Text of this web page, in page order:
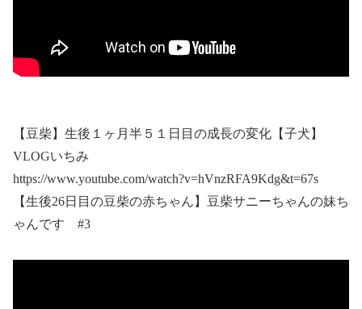
【豆柴】生後１ヶ月半５１日目の成長の変化【子犬】
VLOGいちみ
https://www.youtube.com/watch?v=hVnzRFA9Kdg&t=67s
【生後26日目の豆柴の赤ちゃん】豆柴サニーちゃんの妹ち
ゃんです #3